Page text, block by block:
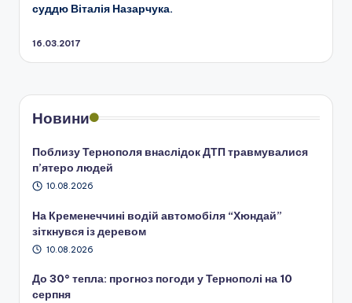
суддю Віталія Назарчука.
16.03.2017
Новини
Поблизу Тернополя внаслідок ДТП травмувалися
п’ятеро людей
10.08.2026
На Кременеччині водій автомобіля “Хюндай”
зіткнувся із деревом
10.08.2026
До 30° тепла: прогноз погоди у Тернополі на 10
серпня